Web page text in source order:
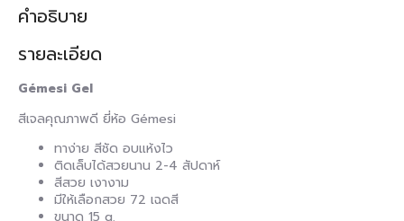
คำอธิบาย
รายละเอียด
Gémesi Gel
สีเจลคุณภาพดี ยี่ห้อ Gémesi
ทาง่าย สีชัด อบแห้งไว
ติดเล็บได้สวยนาน 2-4 สัปดาห์
สีสวย เงางาม
มีให้เลือกสวย 72 เฉดสี
ขนาด 15 g.